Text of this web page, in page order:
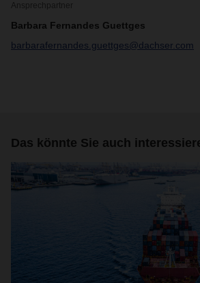
Ansprechpartner
Barbara Fernandes Guettges
barbarafernandes.guettges@dachser.com
Das könnte Sie auch